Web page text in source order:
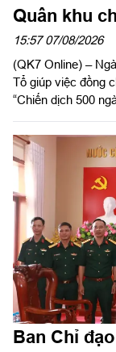
Quân khu
500 ngày
15:57 07/08/2026
(QK7 Online) –
Tổ giúp việc đồng
“Chiến dịch 500
Ban Chỉ